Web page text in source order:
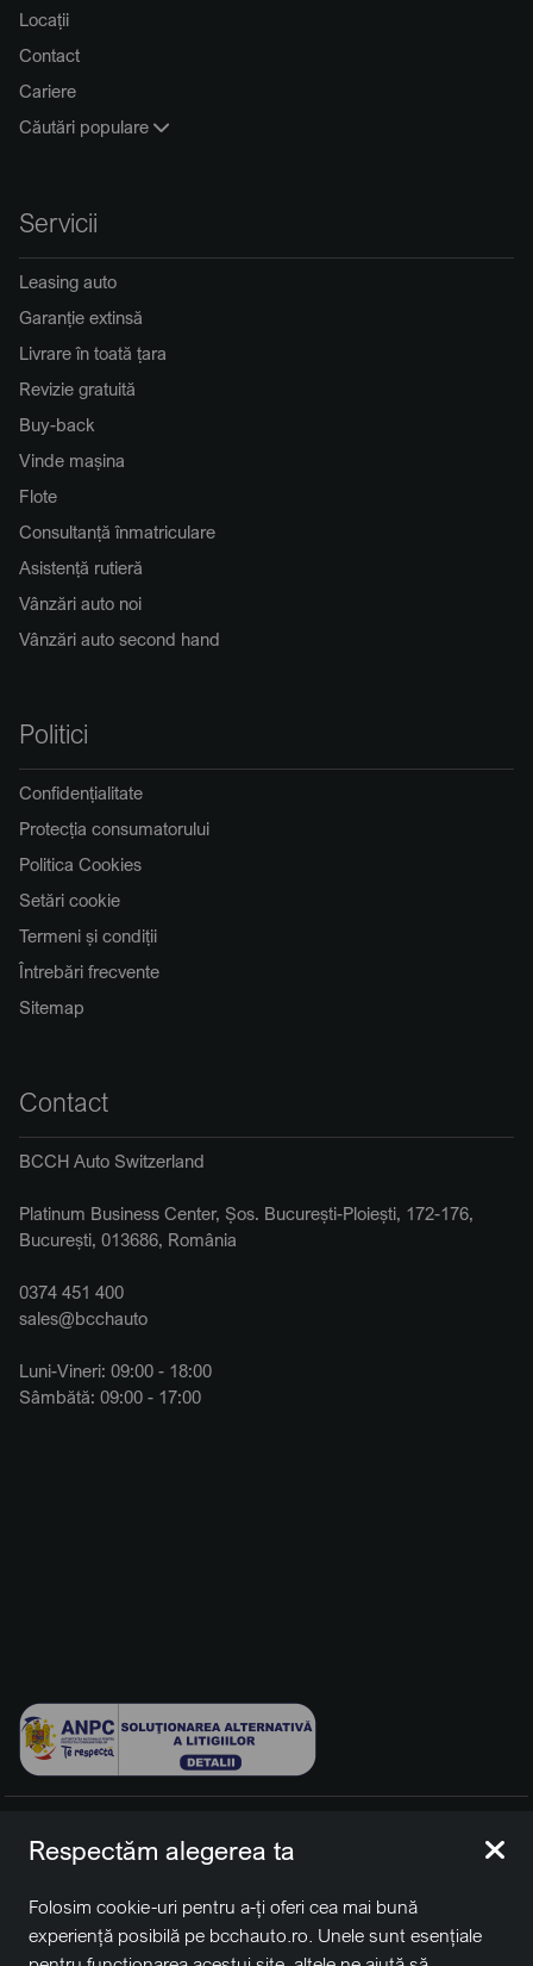
Locații
Contact
Cariere
Căutări populare
Servicii
Leasing auto
Garanție extinsă
Livrare în toată țara
Revizie gratuită
Buy-back
Vinde mașina
Flote
Consultanță înmatriculare
Asistență rutieră
Vânzări auto noi
Vânzări auto second hand
Politici
Confidențialitate
Protecția consumatorului
Politica Cookies
Setări cookie
Termeni și condiții
Întrebări frecvente
Sitemap
Contact
BCCH Auto Switzerland
Platinum Business Center, Șos. București-Ploiești, 172-176,
București, 013686, România
0374 451 400
sales@bcchauto
Luni-Vineri: 09:00 - 18:00
Sâmbătă: 09:00 - 17:00
rezervate.
BCCH Auto Switzerland este o marcă a societății
BCCH
Group Switzerland AG
Respectăm alegerea ta
Folosim cookie-uri pentru a-ți oferi cea mai bună
experiență posibilă pe bcchauto.ro. Unele sunt esențiale